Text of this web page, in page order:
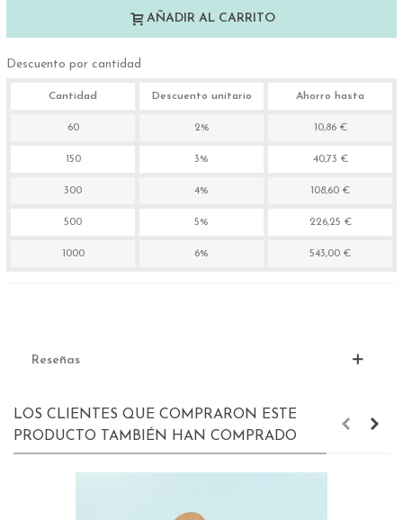
AÑADIR AL CARRITO
Descuento por cantidad
Cantidad Descuento unitario Ahorro hasta
60 2% 10,86 €
150 3% 40,73 €
300 4% 108,60 €
500 5% 226,25 €
1000 6% 543,00 €
Reseñas
LOS CLIENTES QUE COMPRARON ESTE
PRODUCTO TAMBIÉN HAN COMPRADO